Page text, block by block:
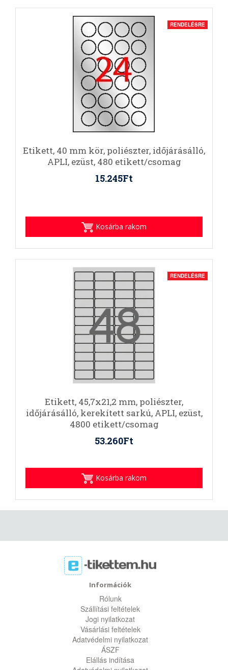
RENDELÉSRE
Etikett, 40 mm kör, poliészter, időjárásálló,
APLI, ezüst, 480 etikett/csomag
15.245Ft
Kosárba rakom
RENDELÉSRE
Etikett, 45,7x21,2 mm, poliészter,
időjárásálló, kerekített sarkú, APLI, ezüst,
4800 etikett/csomag
53.260Ft
Kosárba rakom
Információk
Rólunk
Szállítási feltételek
Jogi nyilatkozat
Vásárlási feltételek
Adatvédelmi nyilatkozat
ÁSZF
Elállás indítása